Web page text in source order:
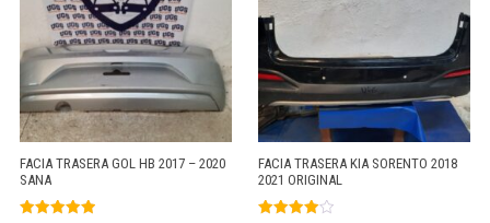
FACIA TRASERA GOL HB 2017 – 2020
SANA
FACIA TRASERA KIA SORENTO 2018
2021 ORIGINAL